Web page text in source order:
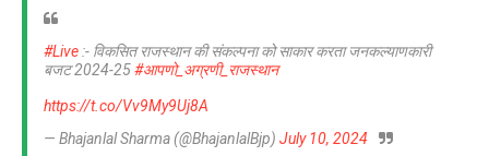
#Live :- विकसित राजस्थान की संकल्पना को साकार करता जनकल्याणकारी
बजट 2024-25#आपणो_अग्रणी_राजस्थान
https://t.co/Vv9My9Uj8A
— Bhajanlal Sharma (@BhajanlalBjp) July 10, 2024